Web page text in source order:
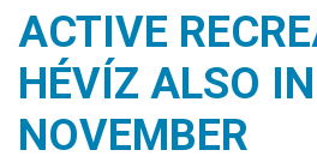
ACTIVE
HÉVÍZ ALSO IN
NOVEMBER